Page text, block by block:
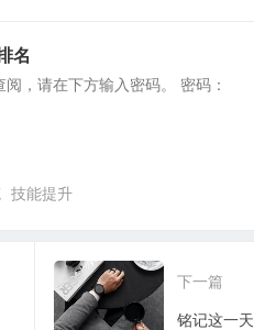
名
，请在下方输入密码。 密码：
技能提升
下一篇
铭记这一天